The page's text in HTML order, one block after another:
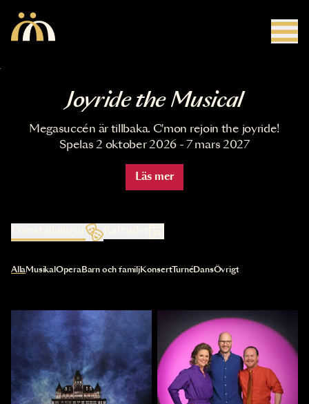
Joyride the Musical
Megasuccén är tillbaka. C'mon rejoin the joyride!
Spelas 2 oktober 2026 - 7 mars 2027
Läs mer
Kalender
Val av kategori uppdaterar innehållet automatiskt
AllaMusikal OperaBarn och familjKonsertTurnéDansÖvrigt